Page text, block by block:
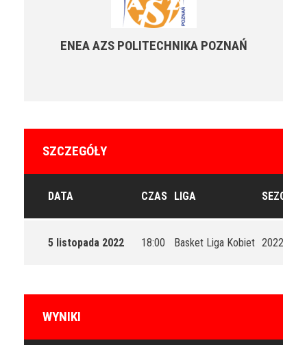
ENEA AZS POLITECHNIKA POZNAŃ
SZCZEGÓŁY
DATA CZAS LIGA SEZON
5 listopada 2022 18:00 Basket Liga Kobiet 2022/
WYNIKI